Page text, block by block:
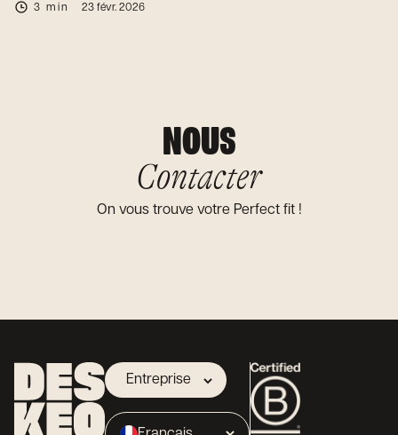
3 min 23 févr. 2026
NOUS
Contacter
On vous trouve votre Perfect fit !
Entreprise
Propriétaire